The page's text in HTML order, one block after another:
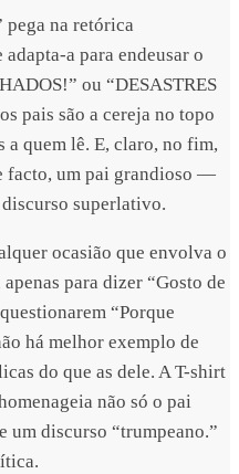
pega na retórica
a para endeusar o
ou “DESASTRES
pais são a cereja no topo
a quem lê. E, claro, no fim,
facto, um pai grandioso —
superlativo.
ocasião que envolva o
para dizer “Gosto de
“Porque
há melhor exemplo de
do que as dele. A T-shirt
não só o pai
um discurso “trumpeano.”